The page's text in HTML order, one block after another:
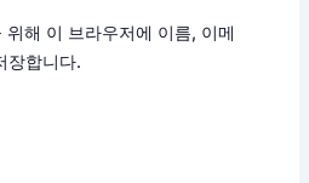
위해 이 브라우저에 이름, 이메
장합니다.